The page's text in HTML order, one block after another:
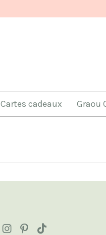
Cartes cadeaux Graou